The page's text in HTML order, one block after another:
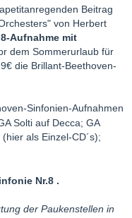
Beitrag
von Herbert
Aufnahme mit
dem Sommerurlaub für
die Brillant-Beethoven-
Sinfonien-Aufnahmen
Solti auf Decca; GA
als Einzel-CD´s);
Nr.8 .
der Paukenstellen in